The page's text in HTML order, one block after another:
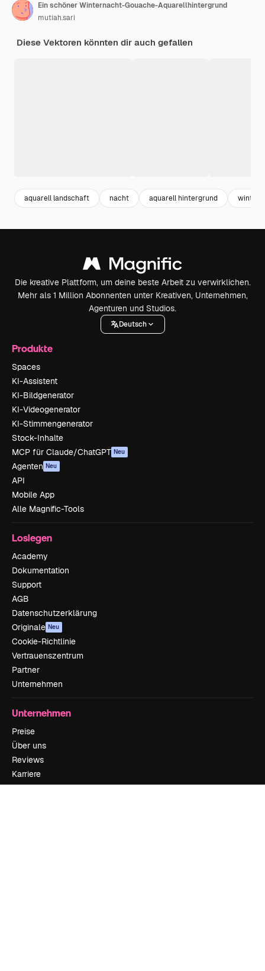
Ein schöner Winternacht-Gouache-Aquarellhintergrund
mutiah.sari
Diese Vektoren könnten dir auch gefallen
aquarell landschaft nacht aquarell hintergrund winter
Die kreative Plattform, um deine beste Arbeit zu verwirklichen.
Mehr als 1 Million Abonnenten unter Kreativen, Unternehmen,
Agenturen und Studios.
Deutsch
Produkte
Spaces
KI-Assistent
KI-Bildgenerator
KI-Videogenerator
KI-Stimmengenerator
Stock-Inhalte
MCP für Claude/ChatGPT Neu
Agenten Neu
API
Mobile App
Alle Magnific-Tools
Loslegen
Academy
Dokumentation
Support
AGB
Datenschutzerklärung
Originale Neu
Cookie-Richtlinie
Vertrauenszentrum
Partner
Unternehmen
Unternehmen
Preise
Über uns
Reviews
Karriere
Suchtrends